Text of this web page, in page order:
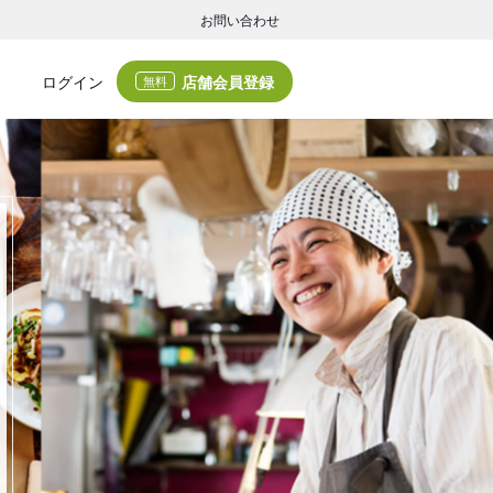
お問い合わせ
ログイン 無料 店舗会員登録
集客・業務支援
グの集客サービスと業務支援サービスで店舗経営の課題解決を支援します。